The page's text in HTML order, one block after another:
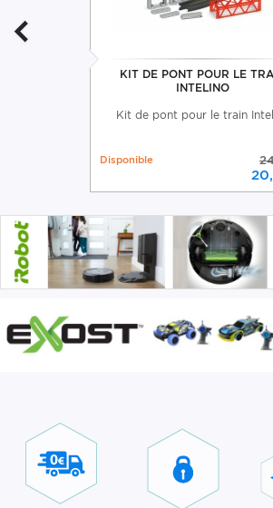
KIT DE PONT POUR LE
INTELINO
Kit de pont pour le train
Disponible